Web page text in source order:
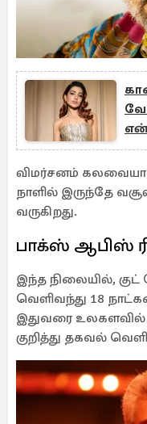
விமர்சனம்
நாளில் இருந்தே
வருகிறது.
பாக்ஸ் ஆபிஸ்
இந்த நிலையில், குட்
வெளிவந்து 18
இதுவரை
குறித்து தகவல்